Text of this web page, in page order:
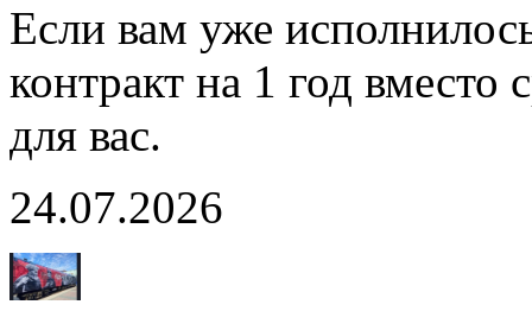
Если вам уже
контракт на 1 год
для вас.
24.07.2026